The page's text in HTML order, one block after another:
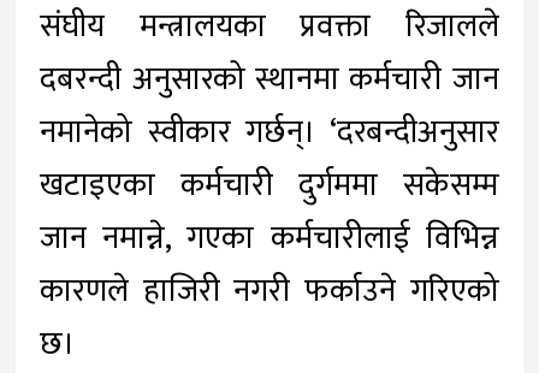
संघीय मन्त्रालयका प्रवक्ता रिजालले
दबरन्दी अनुसारको स्थानमा कर्मचारी जान
नमानेको स्वीकार गर्छन्। ‘दरबन्दीअनुसार
खटाइएका कर्मचारी दुर्गममा सकेसम्म
जान नमान्ने, गएका कर्मचारीलाई विभिन्न
कारणले हाजिरी नगरी फर्काउने गरिएको
छ।